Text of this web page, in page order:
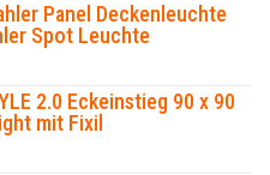
Panel Deckenleuchte
Spot Leuchte
2.0 Eckeinstieg 90 x 90
mit Fixil